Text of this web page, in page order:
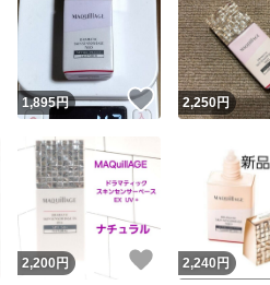
ユーザ
フリマが定めた一定の基準を満
心取引出品者
安心取引出品者 Yahoo!フリマ
引実績
この商品
商品画像の 無断転載は禁止され
いいね！
1,895円 いいね！
2,250円
いね！
2,200円 いいね！
2,240 円